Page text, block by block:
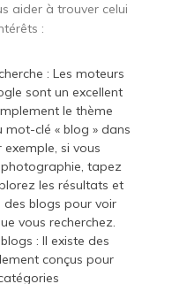
aider à trouver celui
:
: Les moteurs
sont un excellent
le thème
mot-clé « blog » dans
si vous
tapez
les résultats et
des blogs pour voir
vous recherchez.
: Il existe des
conçus pour